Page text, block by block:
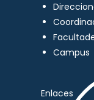
Campus
Enlaces